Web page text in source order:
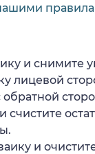
и снимите
лицевой
обратной
и